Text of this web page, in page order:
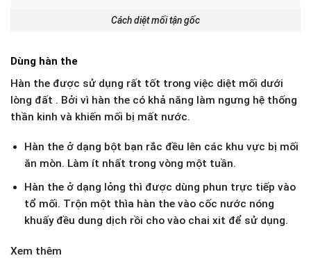
Cách diệt mối tận gốc
Dùng hàn the
Hàn the được sử dụng rất tốt trong việc diệt mối dưới
lòng đất . Bởi vì hàn the có khả năng làm ngưng hệ thống
thần kinh và khiến mối bị mất nước.
Hàn the ở dạng bột bạn rắc đều lên các khu vực bị mối
ăn mòn. Làm ít nhất trong vòng một tuần.
Hàn the ở dạng lỏng thì được dùng phun trực tiếp vào
tổ mối. Trộn một thìa hàn the vào cốc nước nóng
khuấy đều dung dịch rồi cho vào chai xit để sử dụng.
Xem thêm